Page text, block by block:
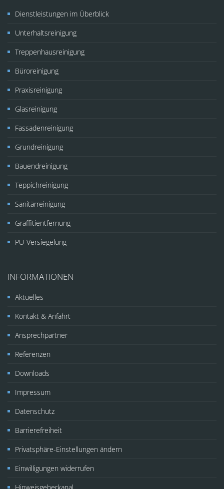
Dienstleistungen im Überblick
Unterhaltsreinigung
Treppenhausreinigung
Büroreinigung
Praxisreinigung
Glasreinigung
Fassadenreinigung
Grundreinigung
Bauendreinigung
Teppichreinigung
Sanitärreinigung
Graffitientfernung
PU-Versiegelung
INFORMATIONEN
Aktuelles
Kontakt & Anfahrt
Ansprechpartner
Referenzen
Downloads
Impressum
Datenschutz
Barrierefreiheit
Privatsphäre-Einstellungen ändern
Einwilligungen widerrufen